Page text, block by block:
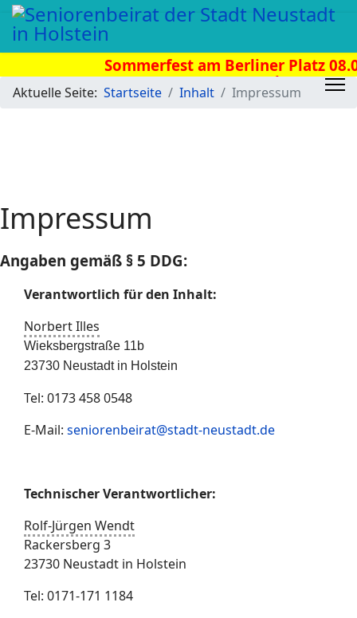
Sommerfest am Berliner Platz
Uhr
Aktuelle Seite: Startseite Inhalt Impressum
Impressum
Angaben gemäß § 5 DDG:
Verantwortlich für den Inhalt:
Norbert Illes
Wieksbergstraße 11b
23730 Neustadt in Holstein
Tel: 0173 458 0548
E-Mail: seniorenbeirat@stadt-neustadt.de
Technischer Verantwortlicher:
Rolf-Jürgen Wendt
Rackersberg 3
23730 Neustadt in Holstein
Tel: 0171-171 1184